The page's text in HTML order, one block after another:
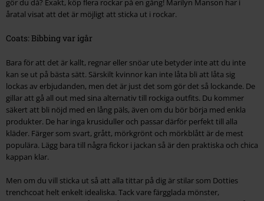
gör du då? Exakt, köp flera rockar på en gång! Marilyn Manson har i
åratal visat att det är möjligt att sticka ut i rockar.
Coats: Bibbing var igår
Bara för att det är kallt, regnar eller snöar ute betyder inte att du inte
kan se ut på bästa sätt. Särskilt kvinnor kan inte låta bli att låta sig
lockas av erbjudanden, men det är just det som gör det så lockande. De
gillar att gå all out med sina alternativ till rockiga outfits. Du kommer
säkert att bli nöjd med en lång päls, även om du bör börja med enkla
produkter. De har inga krusiduller och passar därför perfekt till alla
kläder. Färger som svart, grått, mörkgrönt och mörkblått är de mest
populära. Lägg bara till några fickor i jackan så är den praktiska och chica
kappan klar.
Men om du vill sticka ut så att alla tittar på dig är stilar som Dotties
trenchcoat helt enkelt idealiska. Tack vare färgglada mönster,